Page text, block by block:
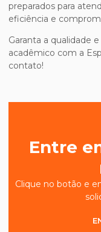
preparados para
eficiência e
Garanta a qualidade
acadêmico com a
contato!
Entre
Clique no botão e